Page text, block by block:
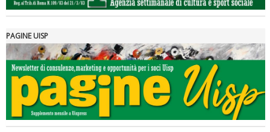
Tiziano Pesce a Radio InBlu2000 traccia il bilancio della stagione
PAGINE UISP